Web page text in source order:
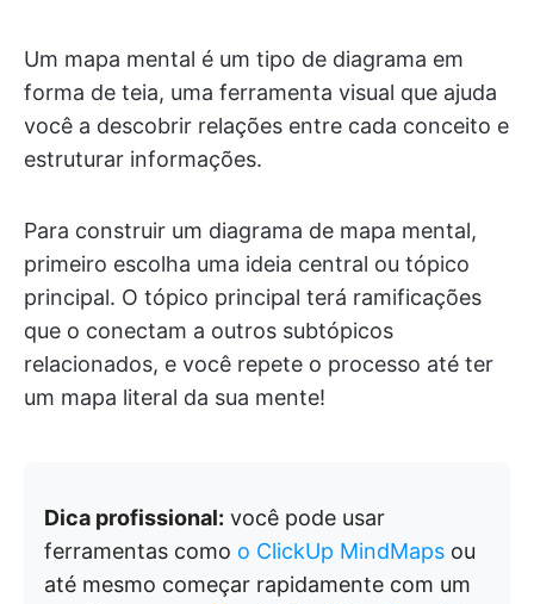
Um mapa mental é um tipo de diagrama em
forma de teia, uma ferramenta visual que ajuda
você a descobrir relações entre cada conceito e
estruturar informações.
Para construir um diagrama de mapa mental,
primeiro escolha uma ideia central ou tópico
principal. O tópico principal terá ramificações
que o conectam a outros subtópicos
relacionados, e você repete o processo até ter
um mapa literal da sua mente!
Dica profissional: você pode usar
ferramentas como o ClickUp MindMaps ou
até mesmo começar rapidamente com um